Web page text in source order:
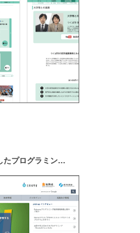
小学校を中心としたプログラミング教育ポータル